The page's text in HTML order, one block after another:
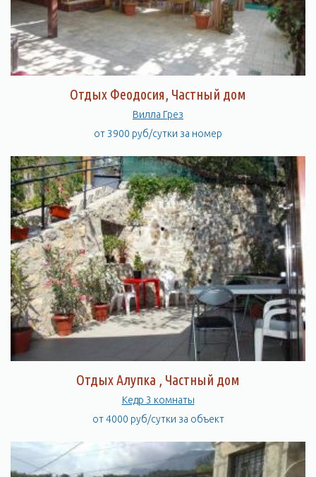
Отдых Феодосия, Частный дом
Вилла Грез
от 3900 руб/сутки за номер
Отдых Алупка , Частный дом
Кедр 3 комнаты
от 4000 руб/сутки за объект